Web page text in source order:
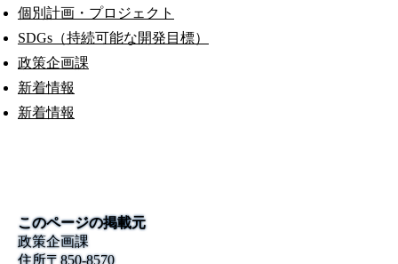
個別計画・プロジェクト
SDGs（持続可能な開発目標）
政策企画課
新着情報
新着情報
このページの掲載元
政策企画課
住所〒850-8570